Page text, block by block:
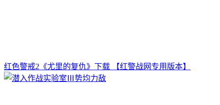
红色警戒2《尤里的复仇》下载 【红警战网专用版本】